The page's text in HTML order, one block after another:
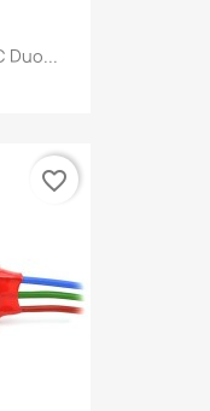
Duo...
favorite_border